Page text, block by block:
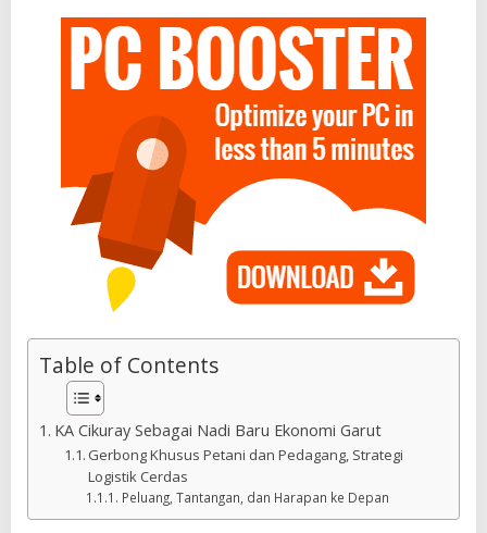
Table of Contents
KA Cikuray Sebagai Nadi Baru Ekonomi Garut
Gerbong Khusus Petani dan Pedagang, Strategi
Logistik Cerdas
Peluang, Tantangan, dan Harapan ke Depan